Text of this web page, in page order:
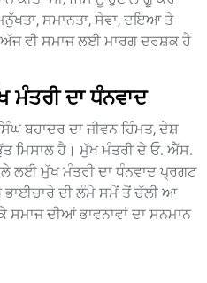
ਸਮਾਨਤਾ, ਸੇਵਾ, ਦਇਆ ਤੇ
ਅੱਜ ਵੀ ਸਮਾਜ ਲਈ ਮਾਰਗ ਦਰਸ਼ਕ ਹੈ
ਮੰਤਰੀ ਦਾ ਧੰਨਵਾਦ
ਬਹਾਦਰ ਦਾ ਜੀਵਨ ਹਿੰਮਤ, ਦੇਸ਼
ਮਿਸਾਲ ਹੈ। ਮੁੱਖ ਮੰਤਰੀ ਦੇ ਓ. ਐੱਸ.
ਲਈ ਮੁੱਖ ਮੰਤਰੀ ਦਾ ਧੰਨਵਾਦ ਪ੍ਰਗਟ
ਭਾਈਚਾਰੇ ਦੀ ਲੰਮੇ ਸਮੇਂ ਤੋਂ ਚੱਲੀ ਆ
ਸਮਾਜ ਦੀਆਂ ਭਾਵਨਾਵਾਂ ਦਾ ਸਨਮਾਨ